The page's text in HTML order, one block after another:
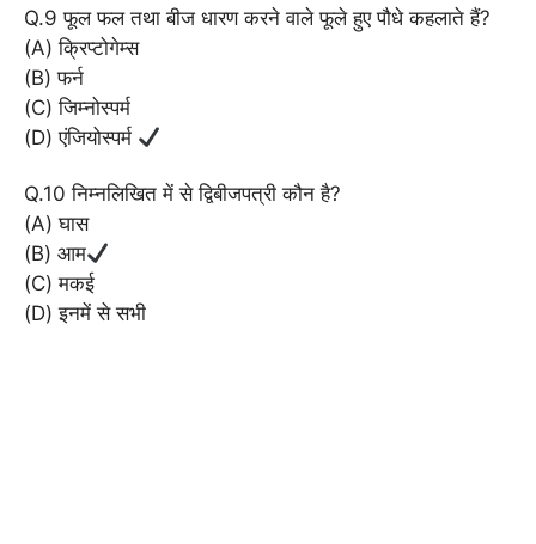
Q.9 फूल फल तथा बीज धारण करने वाले फूले हुए पौधे कहलाते हैं?
(A) क्रिप्टोगेम्स
(B) फर्न
(C) जिम्नोस्पर्म
(D) एंजियोस्पर्म
Q.10 निम्नलिखित में से द्विबीजपत्री कौन है?
(A) घास
(B) आम
(C) मकई
(D) इनमें से सभी